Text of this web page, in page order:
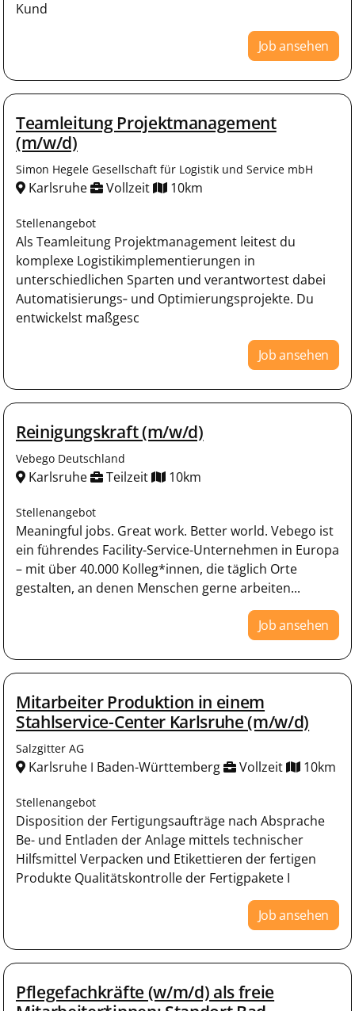
Kund
Job ansehen
Teamleitung Projektmanagement
(m/w/d)
Simon Hegele Gesellschaft für Logistik und Service mbH
Karlsruhe Vollzeit 10km
Stellenangebot
Als Teamleitung Projektmanagement leitest du
komplexe Logistikimplementierungen in
unterschiedlichen Sparten und verantwortest dabei
Automatisierungs‑ und Optimierungsprojekte. Du
entwickelst maßgesc
Job ansehen
Reinigungskraft (m/w/d)
Vebego Deutschland
Karlsruhe Teilzeit 10km
Stellenangebot
Meaningful jobs. Great work. Better world. Vebego ist
ein führendes Facility-Service-Unternehmen in Europa
– mit über 40.000 Kolleg*innen, die täglich Orte
gestalten, an denen Menschen gerne arbeiten...
Job ansehen
Mitarbeiter Produktion in einem
Stahlservice-Center Karlsruhe (m/w/d)
Salzgitter AG
Karlsruhe ǀ Baden-Württemberg Vollzeit 10km
Stellenangebot
Disposition der Fertigungsaufträge nach Absprache
Be- und Entladen der Anlage mittels technischer
Hilfsmittel Verpacken und Etikettieren der fertigen
Produkte Qualitätskontrolle der Fertigpakete I
Job ansehen
Pflegefachkräfte (w/m/d) als freie